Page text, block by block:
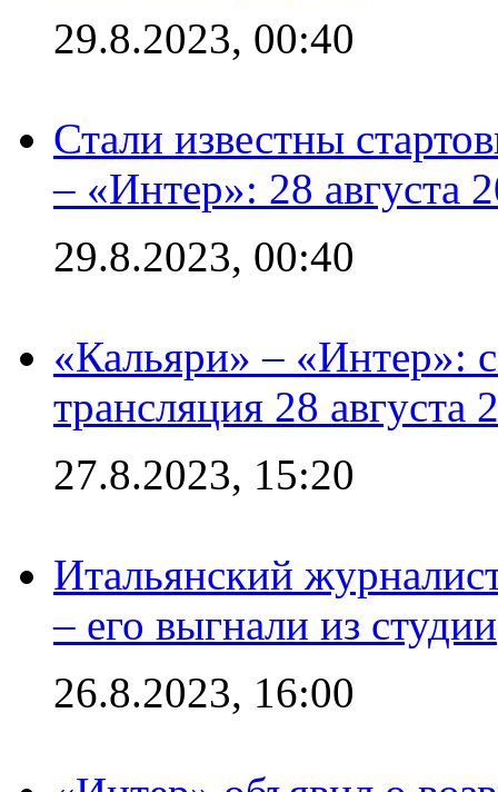
29.8.2023, 00:40
Стали известны
– «Интер»: 28 августа
29.8.2023, 00:40
«Кальяри» – «Интер»:
трансляция 28 августа
27.8.2023, 15:20
Итальянский
– его выгнали из студии
26.8.2023, 16:00